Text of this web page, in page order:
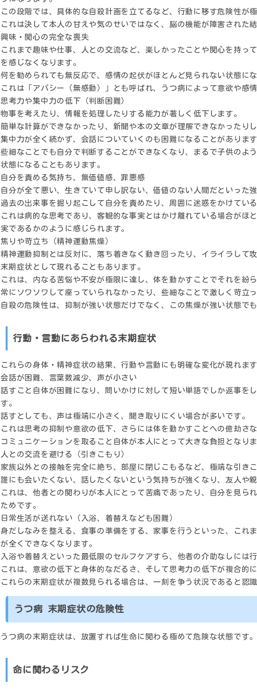
この段階では、具体的な自殺計画を立てるなど、行動に移す危険性が
これは決して本人の甘えや気のせいではなく、脳の機能が障害された
興味・関心の完全な喪失
これまで趣味や仕事、人との交流など、楽しかったことや関心を持っ
を感じなくなります。
何を勧められても無反応で、感情の起伏がほとんど見られない状態にな
これは「アパシー（無感動）」とも呼ばれ、うつ病によって意欲や感
思考力や集中力の低下（判断困難）
物事を考えたり、情報を処理したりする能力が著しく低下します。
簡単な計算ができなかったり、新聞や本の文章が理解できなかったりし
集中力が全く続かず、会話についていくのも困難になることがあります
些細なことでも自分で判断することができなくなり、まるで子供のよ
状態になることもあります。
自分を責める気持ち、無価値感、罪悪感
自分が全て悪い、生きていて申し訳ない、価値のない人間だといった
過去の出来事を掘り起こして自分を責めたり、周囲に迷惑をかけてい
これは病的な思考であり、客観的な事実とはかけ離れている場合がほ
実であるかのように感じられます。
焦りや苛立ち（精神運動焦燥）
精神運動抑制とは反対に、落ち着きなく動き回ったり、イライラして
末期症状として現れることもあります。
これは、内なる苦悩や不安が極限に達し、体を動かすことでそれを紛
常にソワソワして座っていられなかったり、些細なことで激しく苛立っ
自殺の危険性は、抑制が強い状態だけでなく、この焦燥が強い状態で
行動・言動にあらわれる末期症状
これらの身体・精神症状の結果、行動や言動にも明確な変化が現れます
会話が困難、言葉数減少、声が小さい
話すこと自体が困難になり、問いかけに対して短い単語でしか返事を
す。
話すとしても、声は極端に小さく、聞き取りにくい場合が多いです。
これは思考の抑制や意欲の低下、さらには体を動かすことへの億劫さ
コミュニケーションを取ること自体が本人にとって大きな負担となりま
人との交流を避ける（引きこもり）
家族以外との接触を完全に絶ち、部屋に閉じこもるなど、極端な引き
誰にも会いたくない、話したくないという気持ちが強くなり、友人や
これは、他者との関わりが本人にとって苦痛であったり、自分を見ら
ためです。
日常生活が送れない（入浴、着替えなども困難）
身だしなみを整える、食事の準備をする、家事を行うといった、これ
が全くできなくなります。
入浴や着替えといった最低限のセルフケアすら、他者の介助なしには
これは、意欲の低下と身体的なだるさ、そして思考力の低下が複合的
これらの末期症状が複数見られる場合は、一刻を争う状況であると認
うつ病 末期症状の危険性
うつ病の末期症状は、放置すれば生命に関わる極めて危険な状態です。
命に関わるリスク